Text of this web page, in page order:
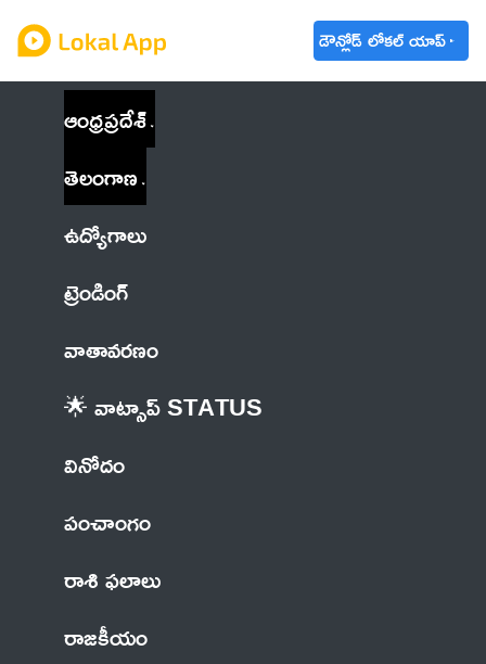
డౌన్లోడ్ లోకల్ యాప్
ఆంధ్రప్రదేశ్
తెలంగాణ
ఉద్యోగాలు
ట్రెండింగ్
వాతావరణం
🌟 వాట్సాప్ STATUS
వినోదం
పంచాంగం
రాశి ఫలాలు
రాజకీయం